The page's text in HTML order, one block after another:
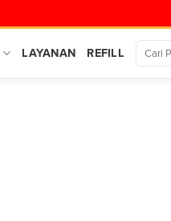
LAYANAN REFILL